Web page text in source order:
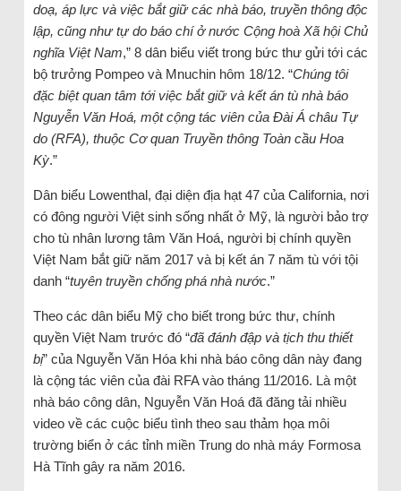
doạ, áp lực và việc bắt giữ các nhà báo, truyền thông độc
lập, cũng như tự do báo chí ở nước Cộng hoà Xã hội Chủ
nghĩa Việt Nam,” 8 dân biểu viết trong bức thư gửi tới các
bộ trưởng Pompeo và Mnuchin hôm 18/12. “Chúng tôi
đặc biệt quan tâm tới việc bắt giữ và kết án tù nhà báo
Nguyễn Văn Hoá, một cộng tác viên của Đài Á châu Tự
do (RFA), thuộc Cơ quan Truyền thông Toàn cầu Hoa
Kỳ.”
Dân biểu Lowenthal, đại diện địa hạt 47 của California, nơi
có đông người Việt sinh sống nhất ở Mỹ, là người bảo trợ
cho tù nhân lương tâm Văn Hoá, người bị chính quyền
Việt Nam bắt giữ năm 2017 và bị kết án 7 năm tù với tội
danh “tuyên truyền chống phá nhà nước.”
Theo các dân biểu Mỹ cho biết trong bức thư, chính
quyền Việt Nam trước đó “đã đánh đập và tịch thu thiết
bị” của Nguyễn Văn Hóa khi nhà báo công dân này đang
là cộng tác viên của đài RFA vào tháng 11/2016. Là một
nhà báo công dân, Nguyễn Văn Hoá đã đăng tải nhiều
video về các cuộc biểu tình theo sau thảm họa môi
trường biển ở các tỉnh miền Trung do nhà máy Formosa
Hà Tĩnh gây ra năm 2016.